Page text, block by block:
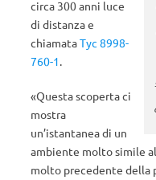
circa 300 anni luce
di distanza e
chiamataTyc 8998-
760-1.
«Questa scoperta ci
mostra
un’istantanea di un
ambiente molto simile al
molto precedente della